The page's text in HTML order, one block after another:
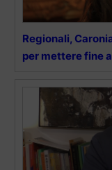
Regionali,
per mettere fine